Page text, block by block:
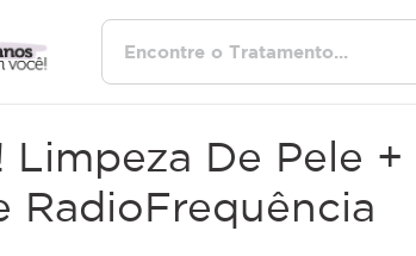
Limpeza De Pele
RadioFrequência